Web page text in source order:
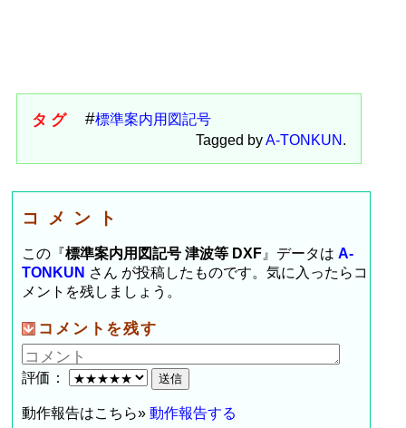
タグ
標準案内用図記号
Tagged byA-TONKUN .
コメント
この『標準案内用図記号 津波等 DXF 』データはA-
TONKUN さん が投稿したものです。気に入ったらコ
メントを残しましょう。
コメントを残す
評価：
動作報告はこちら»動作報告する